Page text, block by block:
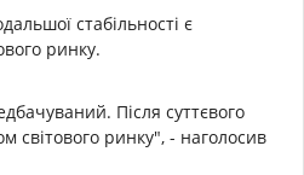
стабільності є
ринку.
Після суттєвого
світового ринку", - наголосив